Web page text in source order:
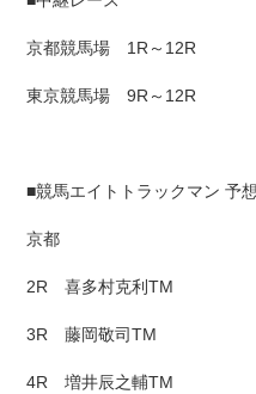
京都競馬場 1R～12R
東京競馬場 9R～12R
■競馬エイトトラックマン 予
京都
2R 喜多村克利TM
3R 藤岡敬司TM
4R 増井辰之輔TM